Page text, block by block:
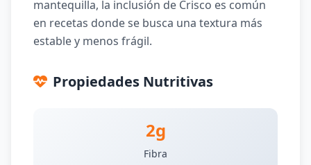
mantequilla, la inclusión de Crisco es común
en recetas donde se busca una textura más
estable y menos frágil.
Propiedades Nutritivas
2g
Fibra